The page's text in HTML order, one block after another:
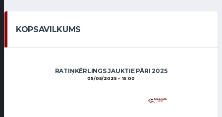
KOPSAVILKUMS
RATIŅKĒRLINGS JAUKTIE PĀRI 2025
05/05/2025 15:00